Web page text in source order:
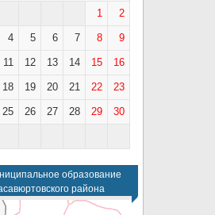
1 2
4 5 6 7 8 9
11 12 13 14 15 16
18 19 20 21 22 23
25 26 27 28 29 30
образование
района